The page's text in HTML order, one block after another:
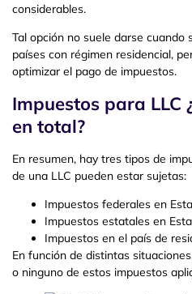
considerables.
Tal opción no suele darse
países con régimen residencial,
optimizar el pago de impuestos.
Impuestos para LLC
en total?
En resumen, hay tres tipos de
de una LLC pueden estar sujetas:
Impuestos federales en
Impuestos estatales en
Impuestos en el país de
En función de distintas
o ninguno de estos impuestos